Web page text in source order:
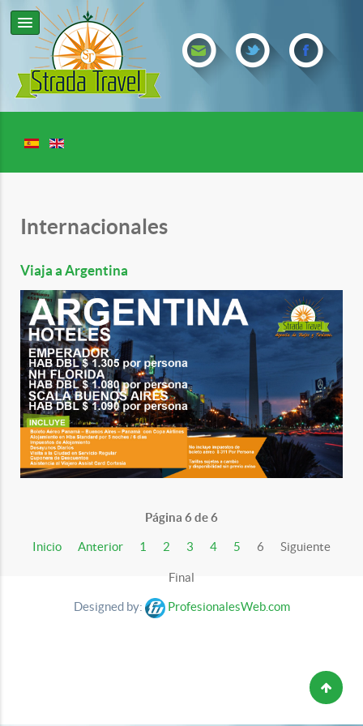
Internacionales
Viaja a Argentina
Página 6 de 6
Inicio Anterior 1 2 3 4 5 6 Siguiente
Final
Designed by: ProfesionalesWeb.com